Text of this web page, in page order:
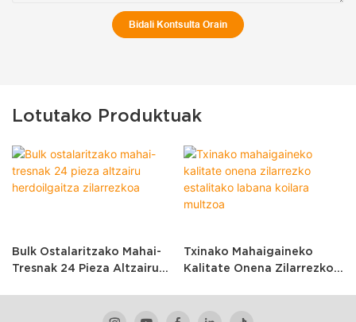
Bidali Kontsulta Orain
Lotutako Produktuak
Bulk Ostalaritzako Mahai-
Tresnak 24 Pieza Altzairu
Txinako Mahaigaineko
Kalitate Onena Zilarrezko